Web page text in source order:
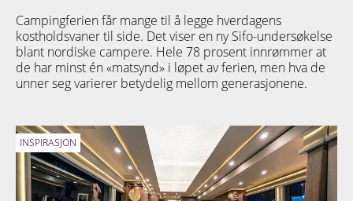
Campingferien får mange til å legge hverdagens
kostholdsvaner til side. Det viser en ny Sifo-undersøkelse
blant nordiske campere. Hele 78 prosent innrømmer at
de har minst én «matsynd» i løpet av ferien, men hva de
unner seg varierer betydelig mellom generasjonene.
INSPIRASJON